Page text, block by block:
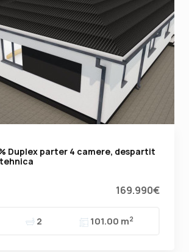
% Duplex parter 4 camere, despartit
169.990€
2 101.00 m2